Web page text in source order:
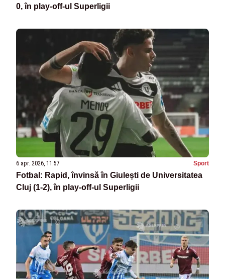
0, în play-off-ul Superligii
6 apr. 2026, 11:57 Sport
Fotbal: Rapid, învinsă în Giulești de Universitatea
Cluj (1-2), în play-off-ul Superligii